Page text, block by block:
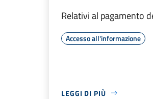
Relativi al pagamento
Accesso all'informazione
LEGGI DI PIÙ